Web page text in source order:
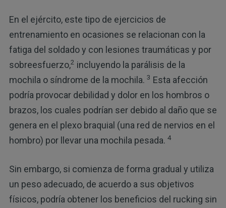
En el ejército, este tipo de ejercicios de
entrenamiento en ocasiones se relacionan con la
fatiga del soldado y con lesiones traumáticas y por
sobreesfuerzo,2 incluyendo la parálisis de la
mochila o síndrome de la mochila. 3 Esta afección
podría provocar debilidad y dolor en los hombros o
brazos, los cuales podrían ser debido al daño que se
genera en el plexo braquial (una red de nervios en el
hombro) por llevar una mochila pesada. 4
Sin embargo, si comienza de forma gradual y utiliza
un peso adecuado, de acuerdo a sus objetivos
físicos, podría obtener los beneficios del rucking sin